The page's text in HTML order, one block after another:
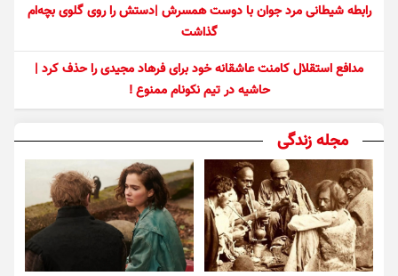
رابطه شیطانی مرد جوان با دوست همسرش |دستش را روی گلوی بچه‌ام
گذاشت
مدافع استقلال کامنت عاشقانه خود برای فرهاد مجیدی را حذف کرد |
حاشیه در تیم نکونام ممنوع !
مجله زندگی